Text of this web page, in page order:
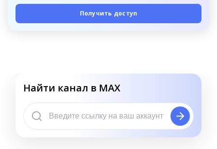
Получить доступ
Найти канал в MAX